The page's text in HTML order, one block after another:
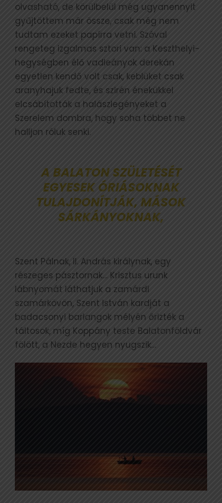
olvasható, de körülbelül még ugyanennyit
gyűjtöttem már össze, csak még nem
tudtam ezeket papírra vetni. Szóval
rengeteg izgalmas sztori van: a Keszthelyi-
hegységben élő vadleányok derekán
egyetlen kendő volt csak, keblüket csak
aranyhajuk fedte, és szirén énekükkel
elcsábították a halászlegényeket a
Szerelem dombra, hogy soha többet ne
halljon róluk senki.
A BALATON SZÜLETÉSÉT
EGYESEK ÓRIÁSOKNAK
TULAJDONÍTJÁK, MÁSOK
SÁRKÁNYOKNAK,
Szent Pálnak, II. András királynak, egy
részeges pásztornak… Krisztus urunk
lábnyomát láthatjuk a zamárdi
szamárkövön, Szent István kardját a
badacsonyi barlangok mélyén őrizték a
táltosok, míg Koppány teste Balatonföldvár
fölött, a Nezde hegyen nyugszik…